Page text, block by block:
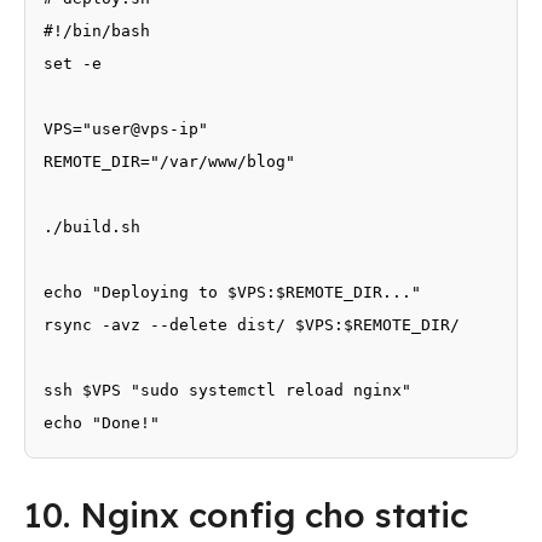
#!/bin/bash
set -e
VPS="user@vps-ip"
REMOTE_DIR="/var/www/blog"
./build.sh
echo "Deploying to $VPS:$REMOTE_DIR..."
rsync -avz --delete dist/ $VPS:$REMOTE_DIR/
ssh $VPS "sudo systemctl reload nginx"
echo "Done!"
10. Nginx config cho static